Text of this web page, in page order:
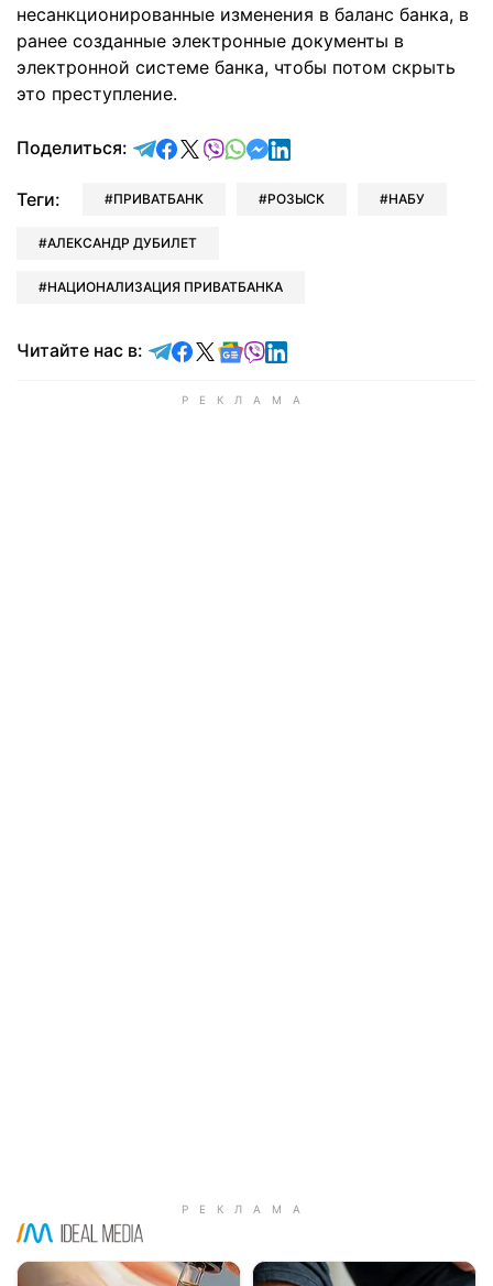
несанкционированные изменения в баланс банка, в
ранее созданные электронные документы в
электронной системе банка, чтобы потом скрыть
это преступление.
Поделиться: отправить в Telegram
поделиться в Facebook
поделиться в X
отправить в Viber
отправить в Whatsapp
отправить в Messenger
отправить в LinkedIn
Теги: ПРИВАТБАНК РОЗЫСК НАБУ
АЛЕКСАНДР ДУБИЛЕТ
НАЦИОНАЛИЗАЦИЯ ПРИВАТБАНКА
Читайте нас в: Читайте в Telegram
Читайте в Facebook
Читайте в X
Читайте в Google news
Читайте в Viber
Читайте в LinkedIn